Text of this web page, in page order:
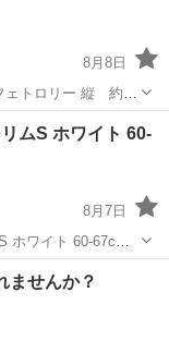
8月8日
リー 縦 約
しくお願いします。
ムS ホワイト 60-
8月7日
ホワイト 60-67cm
で両側に開き、と
ませんか？